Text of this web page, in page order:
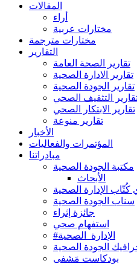
المقالات
أراء
مختارات عربية
مختارات مترجمة
التقارير
تقارير الصحة العامة
تقارير الادارة الصحية
تقارير الجودة الصحية
التثقيف الصحي
تقارير الابتكار الصحي
تقارير منوعة
الأخبار
المؤتمرات والفعاليات
مبادراتنا
مكتبة الجودة الصحية
الأبحاث
كُتّاب الإدارة الصحية
سناب الجودة الصحية
جائزة إثراء
استفهام صحي
#الإدارة_الصحية
الجودة الصحية
بودكاست مَشفى